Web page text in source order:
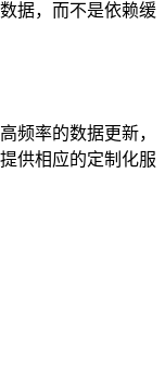
据，而不是依赖缓
频率的数据更新，
供相应的定制化服